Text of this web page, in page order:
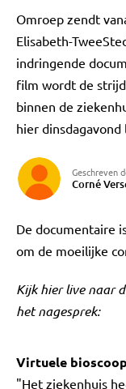
Omroep zendt
Elisabeth-
indringende
film wordt de
binnen de
hier
Geschreven
Corné
De documentaire
om de moeilijke
Kijk hier live naar
het nagesprek:
Virtuele bioscoop
"Het ziekenhuis